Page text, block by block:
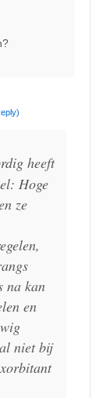
heeft
Hoge
ze
na kan
en
niet bij